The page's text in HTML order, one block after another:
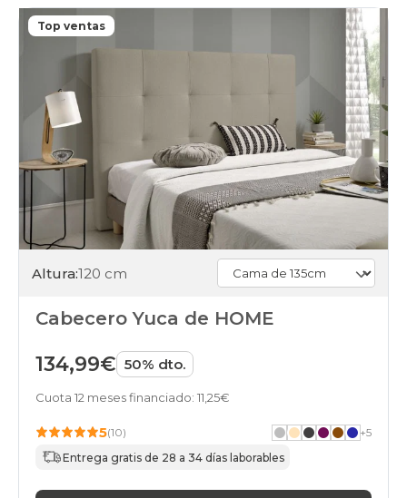
Top ventas
Altura:120 cm
Cabecero Yuca de HOME
134,99€ 50% dto.
Cuota 12 meses financiado: 11,25€
5(10) +5
Entrega gratis de 28 a 34 días laborables